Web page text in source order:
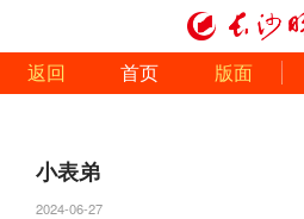
返回 首页 版面
小表弟
2024-06-27